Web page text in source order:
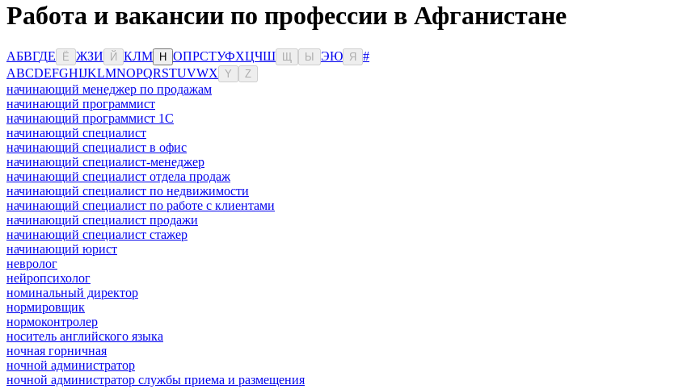
Работа и вакансии по профессии в Афганистане
АБВГДЕ Ё ЖЗИ Й КЛМ Н ОПРСТУФХЦЧШ Ы ЭЮ Я
#
ABCDEFGHIJKLMNOPQRSTUVWX Y Z
начинающий менеджер по продажам
начинающий программист
начинающий программист 1С
начинающий специалист
начинающий специалист в офис
начинающий специалист-менеджер
начинающий специалист отдела продаж
начинающий специалист по недвижимости
начинающий специалист по работе с клиентами
начинающий специалист продажи
начинающий специалист стажер
начинающий юрист
невролог
нейропсихолог
номинальный директор
нормировщик
нормоконтролер
носитель английского языка
ночная горничная
ночной администратор
ночной администратор службы приема и размещения